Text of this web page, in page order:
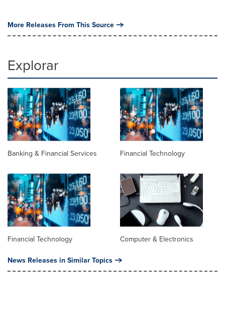
More Releases From This Source
Explorar
Banking & Financial Services Financial Technology
Financial Technology Computer & Electronics
News Releases in Similar Topics